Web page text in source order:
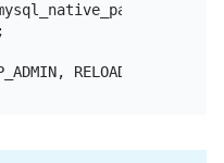
;
RELOAD,